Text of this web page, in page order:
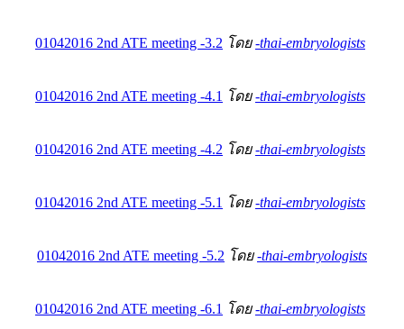
01042016 2nd ATE meeting -3.2 โดย-thai-embryologists
01042016 2nd ATE meeting -4.1 โดย-thai-embryologists
01042016 2nd ATE meeting -4.2 โดย-thai-embryologists
01042016 2nd ATE meeting -5.1 โดย-thai-embryologists
01042016 2nd ATE meeting -5.2 โดย-thai-embryologists
01042016 2nd ATE meeting -6.1 โดย-thai-embryologists